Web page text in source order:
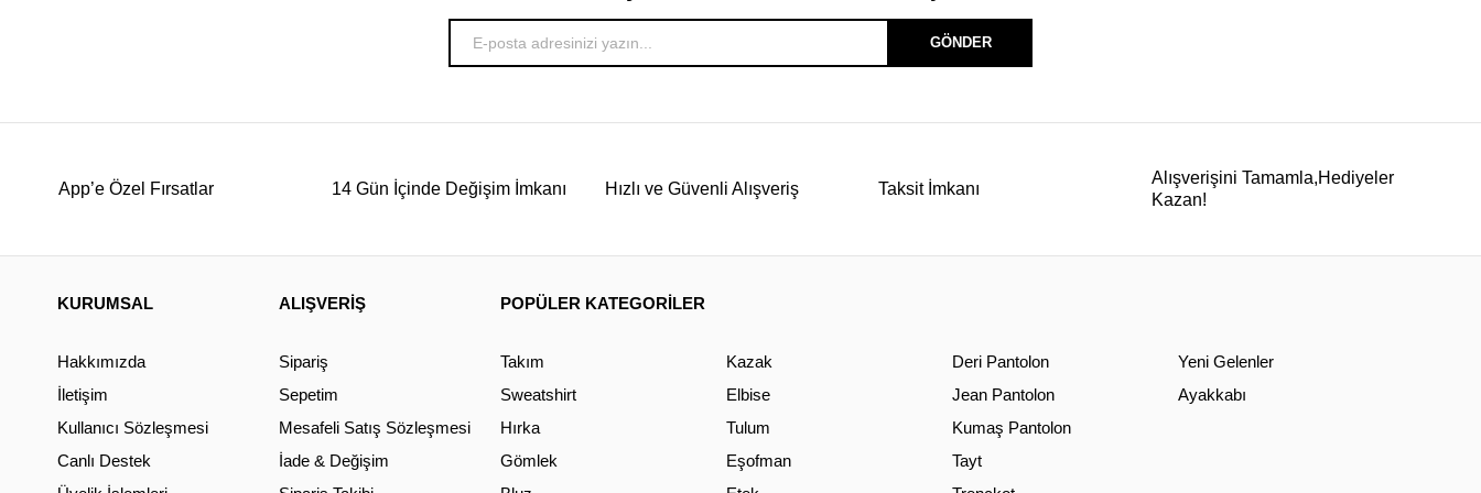
GÖNDER
App’e Özel Fırsatlar 14 Gün İçinde Değişim İmkanı Hızlı ve Güvenli Alışveriş Taksit İmkanı
Alışverişini Tamamla,Hediyeler
Kazan!
KURUMSAL
Hakkımızda
İletişim
Kullanıcı Sözleşmesi
Canlı Destek
ALIŞVERİŞ
Sipariş
Sepetim
Mesafeli Satış Sözleşmesi
İade & Değişim
POPÜLER KATEGORİLER
Takım
Sweatshirt
Hırka
Gömlek
Kazak
Elbise
Tulum
Eşofman
Deri Pantolon
Jean Pantolon
Kumaş Pantolon
Tayt
Yeni Gelenler
Ayakkabı